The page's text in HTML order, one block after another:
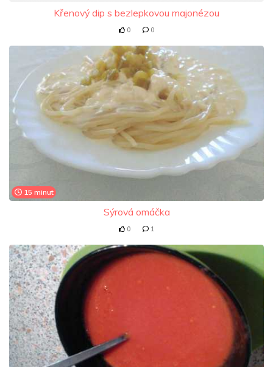
Křenový dip s bezlepkovou majonézou
0 0
15 minut
Sýrová omáčka
0 1